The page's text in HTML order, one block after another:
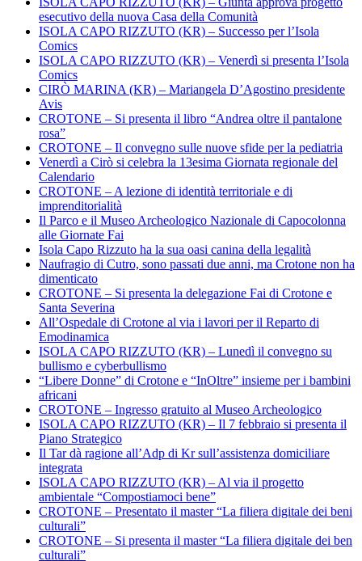
esecutivo della nuova Casa della Comunità
ISOLA CAPO RIZZUTO (KR) – Successo per l’Isola
Comics
ISOLA CAPO RIZZUTO (KR) – Venerdì si presenta l’Isola
Comics
CIRÒ MARINA (KR) – Mariangela D’Agostino presidente
Avis
CROTONE – Si presenta il libro “Andrea oltre il pantalone
rosa”
CROTONE – Il convegno sulle nuove sfide per la pediatria
Venerdì a Cirò si celebra la 13esima Giornata regionale del
Calendario
CROTONE – A lezione di identità territoriale e di
imprenditorialità
Il Parco e il Museo Archeologico Nazionale di Capocolonna
alle Giornate Fai
Isola Capo Rizzuto ha la sua oasi canina della legalità
Naufragio di Cutro, sono passati due anni, ma Crotone non ha
dimenticato
CROTONE – Si presenta la delegazione Fai di Crotone e
Santa Severina
All’Ospedale di Crotone al via i lavori per il Reparto di
Emodinamica
ISOLA CAPO RIZZUTO (KR) – Lunedì il convegno su
bullismo e cyberbullismo
“Libere Donne” di Crotone e “InOltre” insieme per i bambini
africani
CROTONE – Ingresso gratuito al Museo Archeologico
ISOLA CAPO RIZZUTO (KR) – Il 7 febbraio si presenta il
Piano Strategico
Il Tar dà ragione all’Adp di Kr sull’assistenza domiciliare
integrata
ISOLA CAPO RIZZUTO (KR) – Al via il progetto
ambientale “Compostiamoci bene”
CROTONE – Presentato il master “La filiera digitale dei beni
culturali”
CROTONE – Si presenta il master “La filiera digitale dei ben
culturali”